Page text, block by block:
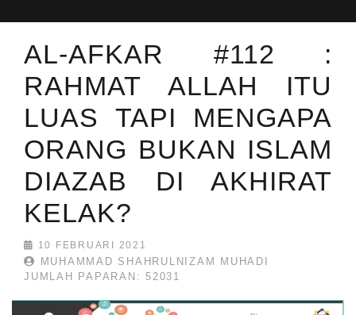
AL-AFKAR #112 :
RAHMAT ALLAH ITU
LUAS TAPI MENGAPA
ORANG BUKAN ISLAM
DIAZAB DI AKHIRAT
KELAK?
10 FEBRUARI 2021
MUHAMMAD SHAHRULNIZAM MUHADI
JUMLAH PAPARAN: 52031